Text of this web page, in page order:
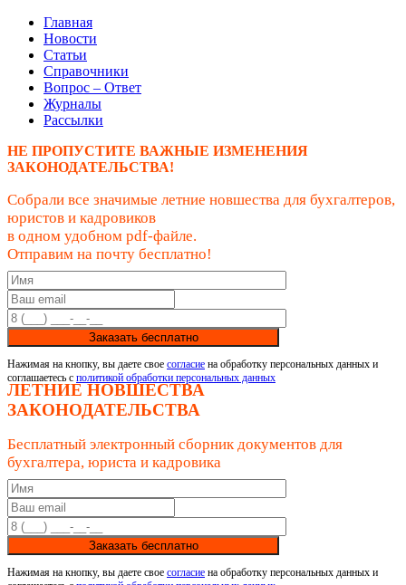
Главная
Новости
Статьи
Справочники
Вопрос – Ответ
Журналы
Рассылки
НЕ ПРОПУСТИТЕ ВАЖНЫЕ ИЗМЕНЕНИЯ
ЗАКОНОДАТЕЛЬСТВА!
Собрали все значимые летние новшества для бухгалтеров,
юристов и кадровиков
в одном удобном pdf-файле.
Отправим на почту бесплатно!
Заказать бесплатно
Нажимая на кнопку, вы даете свое согласие на обработку персональных данных и
соглашаетесь с политикой обработки персональных данных
ЛЕТНИЕ НОВШЕСТВА
ЗАКОНОДАТЕЛЬСТВА
Бесплатный электронный сборник документов для
бухгалтера, юриста и кадровика
Заказать бесплатно
Нажимая на кнопку, вы даете свое согласие на обработку персональных данных и